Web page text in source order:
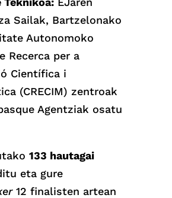
Sailak, Bartzelonako
Autonomoko
Recerca per a
Científica i
(CRECIM) zentroak
Agentziak osatu
133 hautagai
eta gure
12 finalisten artean